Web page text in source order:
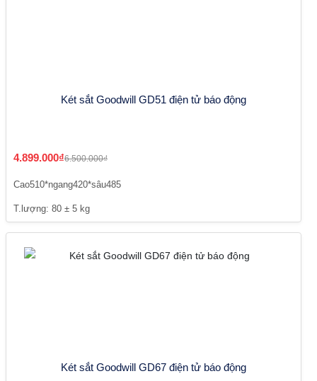
Két sắt Goodwill GD51 điện tử báo động
4.899.000₫6.500.000₫
Cao510*ngang420*sâu485
T.lượng: 80 ± 5 kg
Két sắt Goodwill GD67 điện tử báo động